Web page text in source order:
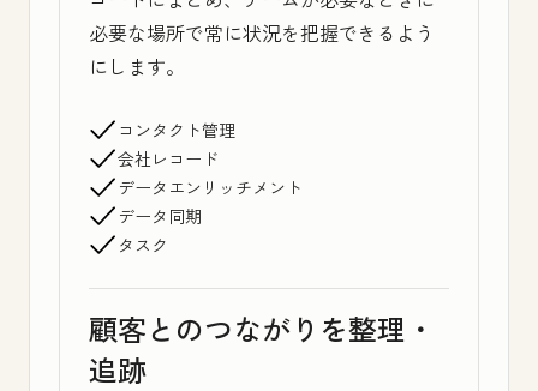
必要な場所で常に状況を把握できるよう
にします。
コンタクト管理
会社レコード
データエンリッチメント
データ同期
タスク
顧客とのつながりを整理・
追跡